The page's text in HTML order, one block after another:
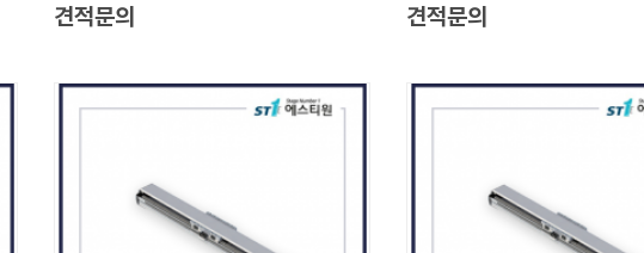
견적문의
견적문의